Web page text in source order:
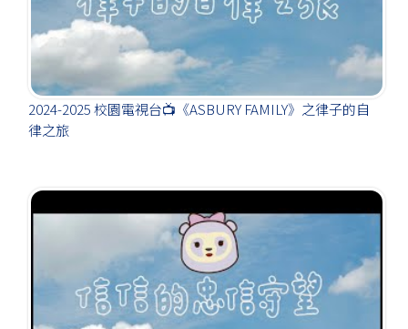
2024-2025 校園電視台📺《ASBURY FAMILY》之律子的自
律之旅